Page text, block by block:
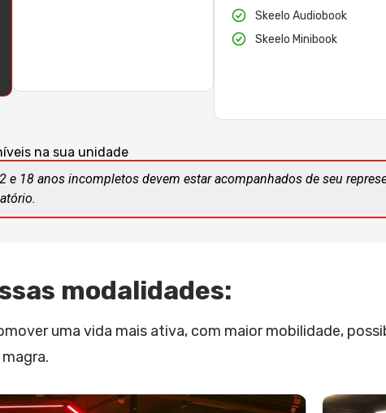
Skeelo Audiobook
Skeelo Minibook
na sua unidade
e 18 anos incompletos devem estar acompanhados de seu
modalidades:
uma vida mais ativa, com maior mobilidade,